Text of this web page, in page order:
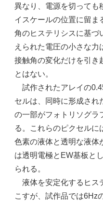
異なり、電源を切っても
イスケールの位置に留ま
角のヒステリシスに基づ
えられた電圧の小さな
接触角の変化だけを引き
とはない。
試作されたアレイの
セルは、同時に形成され
の一部がフォトリソグラ
る。これらのピクセルに
色素の液体と透明な液体
は透明電極とEW基板と
られる。
液体を安定化するヒス
こすが、試作品では6Hz